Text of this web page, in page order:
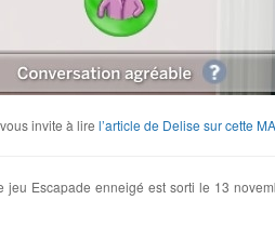
invite à lire l’article de Delise sur cette
Escapade enneigé est sorti le 13